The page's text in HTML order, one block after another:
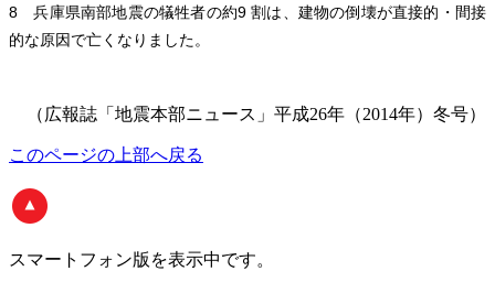
8 兵庫県南部地震の犠牲者の約9 割は、建物の倒壊が直接的・間接
的な原因で亡くなりました。
（広報誌「地震本部ニュース」平成26年（2014年）冬号）
このページの上部へ戻る
スマートフォン版 を表示中です。